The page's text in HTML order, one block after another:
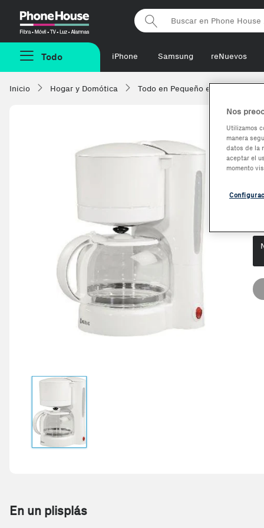
Phonehouse
Todo iPhone Samsung reNuevos
Inicio Hogar y Domótica Todo en Pequeño
En un plisplás
Nos
Utilizamos
manera
datos de la
aceptar el
momento